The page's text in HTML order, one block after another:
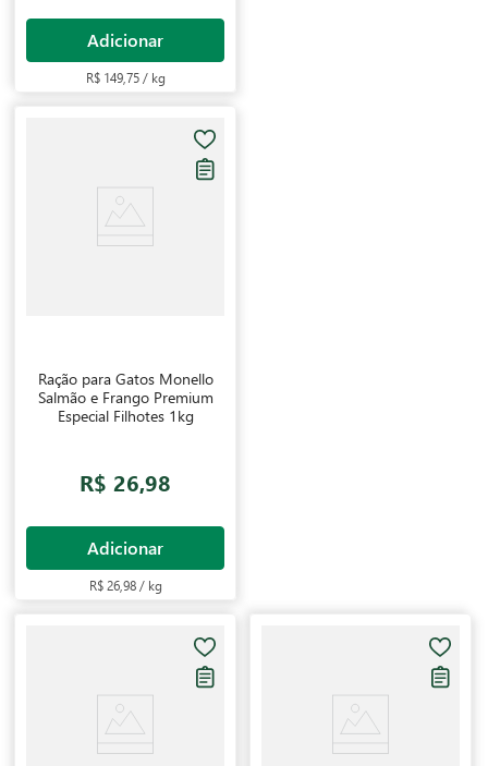
Adicionar
R$ 149,75 / kg
Ração para Gatos Monello
Salmão e Frango Premium
Especial Filhotes 1kg
R$ 26,98
Adicionar
R$ 26,98 / kg